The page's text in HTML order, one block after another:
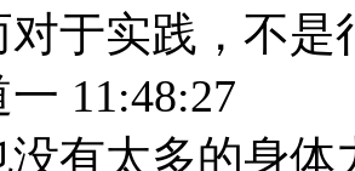
对于实践，不是
一 11:48:27
没有太多的身体